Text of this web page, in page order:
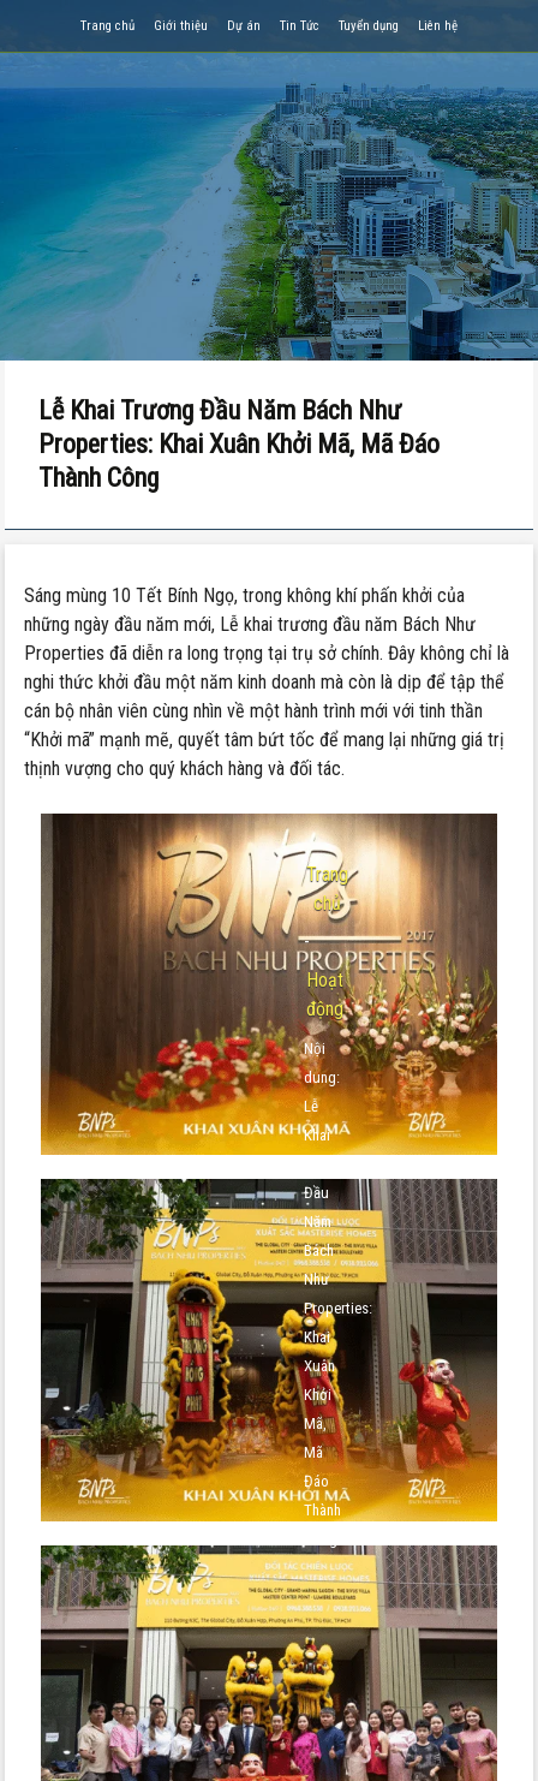
Trang chủ Giới thiệu Dự án Tin Tức Tuyển dụng Liên hệ
Trang
chủ
-
Hoạt
động
Nội
dung:
Lễ
Khai
Đầu
Năm
Bách
Như
Properties:
Khai
Xuân
Khởi
Mã,
Mã
Đáo
Thành
Lễ Khai Trương Đầu Năm Bách Như
Properties: Khai Xuân Khởi Mã, Mã Đáo
Thành Công
Sáng mùng 10 Tết Bính Ngọ, trong không khí phấn khởi của
những ngày đầu năm mới, Lễ khai trương đầu năm Bách Như
Properties đã diễn ra long trọng tại trụ sở chính. Đây không chỉ là
nghi thức khởi đầu một năm kinh doanh mà còn là dịp để tập thể
cán bộ nhân viên cùng nhìn về một hành trình mới với tinh thần
“Khởi mã” mạnh mẽ, quyết tâm bứt tốc để mang lại những giá trị
thịnh vượng cho quý khách hàng và đối tác.